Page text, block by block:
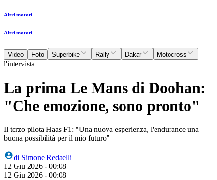
Altri motori
Altri motori
Video Foto Superbike Rally Dakar Motocross
l'intervista
La prima Le Mans di Doohan:
"Che emozione, sono pronto"
Il terzo pilota Haas F1: "Una nuova esperienza, l'endurance una
buona possibilità per il mio futuro"
di Simone Redaelli
12 Giu 2026 - 00:08
12 Giu 2026 - 00:08